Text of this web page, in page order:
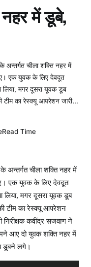
में डूबे,
चीला शक्ति नहर में
एक युवक के लिए देवदूत
मगर दूसरा यूवक डूब
टीम का रेस्क्यू आपरेशन जारी…
Read Time
अन्तर्गत चीला शक्ति नहर में
एक युवक के लिए देवदूत
लिया, मगर दूसरा यूवक डूब
टीम का रेस्क्यू आपरेशन
निरीक्षक कवींद्र सजवाण ने
आए दो युवक शक्ति नहर में
डूबने लगे।